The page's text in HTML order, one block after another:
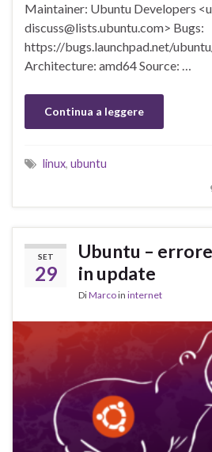
Maintainer: Ubuntu Developers
discuss@lists.ubuntu.com> Bugs:
https://bugs.launchpad.net/
Architecture: amd64 Source: …
Continua a leggere
linux, ubuntu
SET
29
Ubuntu –
in update
DiMarcoin internet